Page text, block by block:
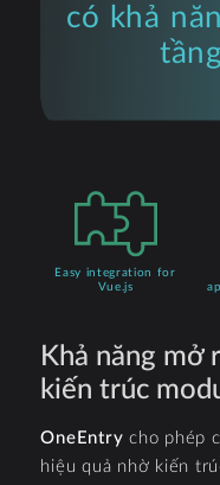
có khả
tầng
Easy integration for
Vue.js
Khả năng mở
kiến trúc
OneEntry cho phép
hiệu quả nhờ kiến